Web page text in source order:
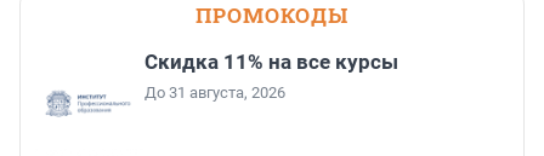
ПРОМОКОДЫ
Скидка 11% на все курсы
До 31 августа, 2026